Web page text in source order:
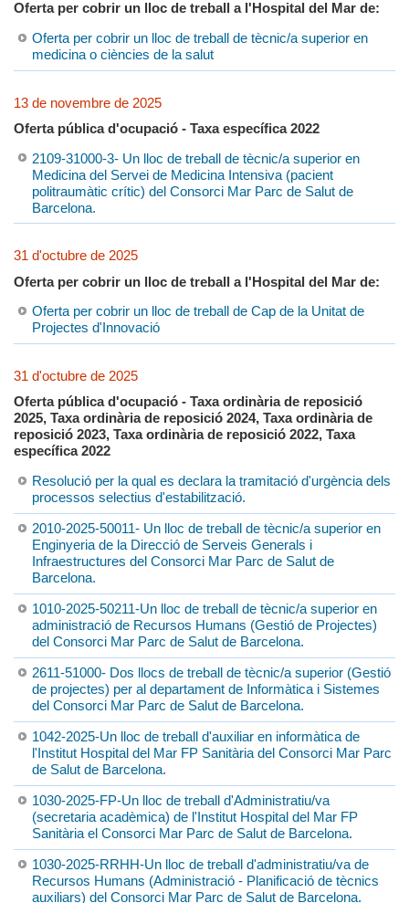
Oferta per cobrir un lloc de treball a l'Hospital del Mar de:
Oferta per cobrir un lloc de treball de tècnic/a superior en
medicina o ciències de la salut
13 de novembre de 2025
Oferta pública d'ocupació - Taxa específica 2022
2109-31000-3- Un lloc de treball de tècnic/a superior en
Medicina del Servei de Medicina Intensiva (pacient
politraumàtic crític) del Consorci Mar Parc de Salut de
Barcelona.
31 d'octubre de 2025
Oferta per cobrir un lloc de treball a l'Hospital del Mar de:
Oferta per cobrir un lloc de treball de Cap de la Unitat de
Projectes d'Innovació
31 d'octubre de 2025
Oferta pública d'ocupació - Taxa ordinària de reposició
2025, Taxa ordinària de reposició 2024, Taxa ordinària de
reposició 2023, Taxa ordinària de reposició 2022, Taxa
específica 2022
Resolució per la qual es declara la tramitació d'urgència dels
processos selectius d'estabilització.
2010-2025-50011- Un lloc de treball de tècnic/a superior en
Enginyeria de la Direcció de Serveis Generals i
Infraestructures del Consorci Mar Parc de Salut de
Barcelona.
1010-2025-50211-Un lloc de treball de tècnic/a superior en
administració de Recursos Humans (Gestió de Projectes)
del Consorci Mar Parc de Salut de Barcelona.
2611-51000- Dos llocs de treball de tècnic/a superior (Gestió
de projectes) per al departament de Informàtica i Sistemes
del Consorci Mar Parc de Salut de Barcelona.
1042-2025-Un lloc de treball d'auxiliar en informàtica de
l'Institut Hospital del Mar FP Sanitària del Consorci Mar Parc
de Salut de Barcelona.
1030-2025-FP-Un lloc de treball d'Administratiu/va
(secretaria acadèmica) de l'Institut Hospital del Mar FP
Sanitària el Consorci Mar Parc de Salut de Barcelona.
1030-2025-RRHH-Un lloc de treball d'administratiu/va de
Recursos Humans (Administració - Planificació de tècnics
auxiliars) del Consorci Mar Parc de Salut de Barcelona.